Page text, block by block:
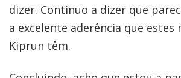
dizer. Continuo a dizer que
a excelente aderência que estes
Kiprun têm.